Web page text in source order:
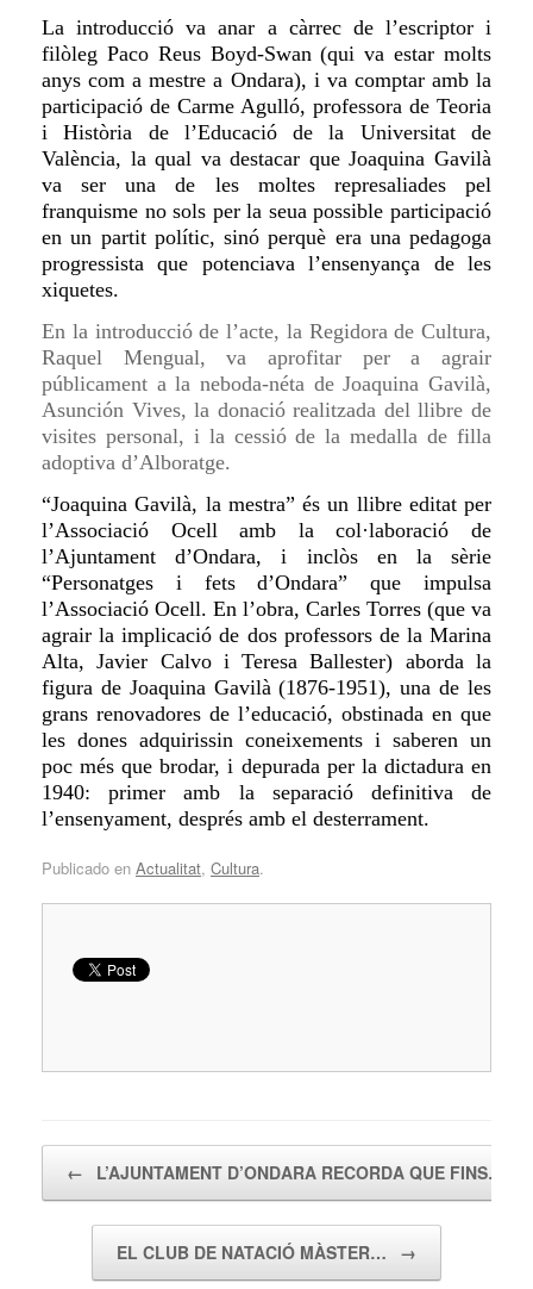
La introducció va anar a càrrec de l’escriptor i
filòleg Paco Reus Boyd-Swan(qui va estar molts
anys com a mestre a Ondara), iva comptar amb la
participació de Carme Agulló, professora de Teoria
i Història de l’Educació de la Universitat de
València, la qual va destacar que Joaquina Gavilà
va ser una de les moltes represaliades pel
franquisme no sols per la seua possible participació
en un partit polític, sinó perquè era una pedagoga
progressista que potenciava l’ensenyança de les
xiquetes.
En la introducció de l’acte, la Regidora de Cultura,
Raquel Mengual, va aprofitar per a agrair
públicament a la neboda-néta de Joaquina Gavilà,
Asunción Vives, la donació realitzada del llibre de
visites personal, i la cessió de la medalla de filla
adoptiva d’Alboratge.
“Joaquina Gavilà, la mestra” és un llibre editatper
l’Associació Ocell amb la col·laboració de
l’Ajuntament d’Ondara, i inclòs en la sèrie
“Personatges i fets d’Ondara” que impulsa
l’Associació Ocell. En l’obra, Carles Torres (que va
agrair la implicació de dos professors de la Marina
Alta, Javier Calvo i Teresa Ballester) aborda la
figura de Joaquina Gavilà (1876-1951), una de les
grans renovadores de l’educació, obstinada en que
les dones adquirissin coneixements i saberen un
poc més que brodar, i depurada per la dictadura en
1940: primer amb la separació definitiva de
l’ensenyament, després amb el desterrament.
Publicado en Actualitat, Cultura.
← L’AJUNTAMENT D’ONDARA RECORDA QUE FINS…
EL CLUB DE NATACIÓ MÀSTER… →